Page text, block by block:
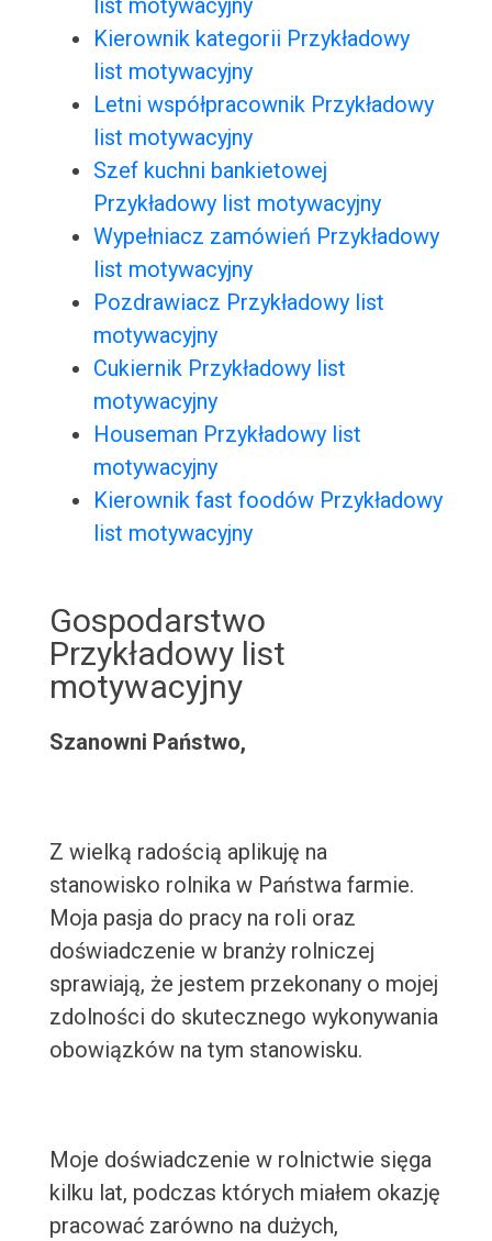
list motywacyjny
Kierownik kategorii Przykładowy
list motywacyjny
Letni współpracownik Przykładowy
list motywacyjny
Szef kuchni bankietowej
Przykładowy list motywacyjny
Wypełniacz zamówień Przykładowy
list motywacyjny
Pozdrawiacz Przykładowy list
motywacyjny
Cukiernik Przykładowy list
motywacyjny
Houseman Przykładowy list
motywacyjny
Kierownik fast foodów Przykładowy
list motywacyjny
Gospodarstwo
Przykładowy list
motywacyjny
Szanowni Państwo,
Z wielką radością aplikuję na
stanowisko rolnika w Państwa farmie.
Moja pasja do pracy na roli oraz
doświadczenie w branży rolniczej
sprawiają, że jestem przekonany o mojej
zdolności do skutecznego wykonywania
obowiązków na tym stanowisku.
Moje doświadczenie w rolnictwie sięga
kilku lat, podczas których miałem okazję
pracować zarówno na dużych,